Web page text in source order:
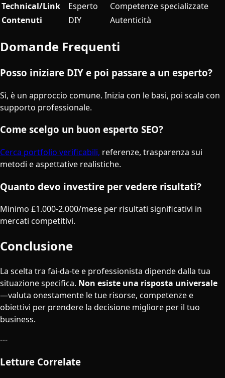
Technical/Link
Esperto
Competenze specializzate
Contenuti
DIY Autenticità
Domande Frequenti
Posso iniziare DIY e poi passare a un esperto?
Sì, è un approccio comune. Inizia con le basi, poi scala con
supporto professionale.
Come scelgo un buon esperto SEO?
Cerca portfolio verificabili, referenze, trasparenza sui
metodi e aspettative realistiche.
Quanto devo investire per vedere risultati?
Minimo £1.000-2.000/mese per risultati significativi in
mercati competitivi.
Conclusione
La scelta tra fai-da-te e professionista dipende dalla tua
situazione specifica. Non esiste una risposta universale
—valuta onestamente le tue risorse, competenze e
obiettivi per prendere la decisione migliore per il tuo
business.
---
Letture Correlate